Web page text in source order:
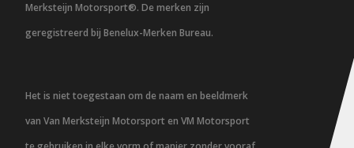
Merksteijn Motorsport®. De merken zijn
geregistreerd bij Benelux-Merken Bureau.
Het is niet toegestaan om de naam en beeldmerk
van Van Merksteijn Motorsport en VM Motorsport